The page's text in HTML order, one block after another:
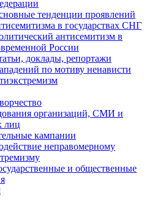
тенденции проявлений
в государствах СНГ
антисемитизм в
России
доклады, репортажи
по мотиву ненависти
организаций, СМИ и
лиц
кампании
неправомерному
и общественные